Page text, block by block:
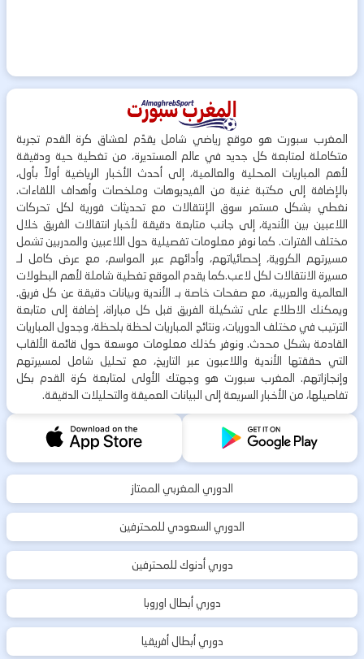
المغرب سبورت هو موقع رياضي شامل يقدّم لعشاق كرة القدم تجربة
متكاملة لمتابعة كل جديد في عالم المستديرة، من تغطية حية ودقيقة
لأهم المباريات المحلية والعالمية، إلى أحدث الأخبار الرياضية أولاً بأول،
بالإضافة إلى مكتبة غنية من الفيديوهات وملخصات وأهداف اللقاءات.
نغطي بشكل مستمر سوق الإنتقالات مع تحديثات فورية لكل تحركات
اللاعبين بين الأندية، إلى جانب متابعة دقيقة لأخبار انتقالات الفريق خلال
مختلف الفترات. كما نوفر معلومات تفصيلية حول اللاعبين والمدربين تشمل
مسيرتهم الكروية، إحصائياتهم، وأدائهم عبر المواسم، مع عرض كامل لـ
مسيرة الانتقالات لكل لاعب.كما يقدم الموقع تغطية شاملة لأهم البطولات
العالمية والعربية، مع صفحات خاصة بـ الأندية وبيانات دقيقة عن كل فريق.
ويمكنك الاطلاع على تشكيلة الفريق قبل كل مباراة، إضافة إلى متابعة
الترتيب في مختلف الدوريات، ونتائج المباريات لحظة بلحظة، وجدول المباريات
القادمة بشكل محدث. ونوفر كذلك معلومات موسعة حول قائمة الألقاب
التي حققتها الأندية واللاعبون عبر التاريخ، مع تحليل شامل لمسيرتهم
وإنجازاتهم. المغرب سبورت هو وجهتك الأولى لمتابعة كرة القدم بكل
تفاصيلها، من الأخبار السريعة إلى البيانات العميقة والتحليلات الدقيقة.
الدوري المغربي الممتاز
الدوري السعودي للمحترفين
دوري أدنوك للمحترفين
دوري أبطال اوروبا
دوري أبطال أفريقيا